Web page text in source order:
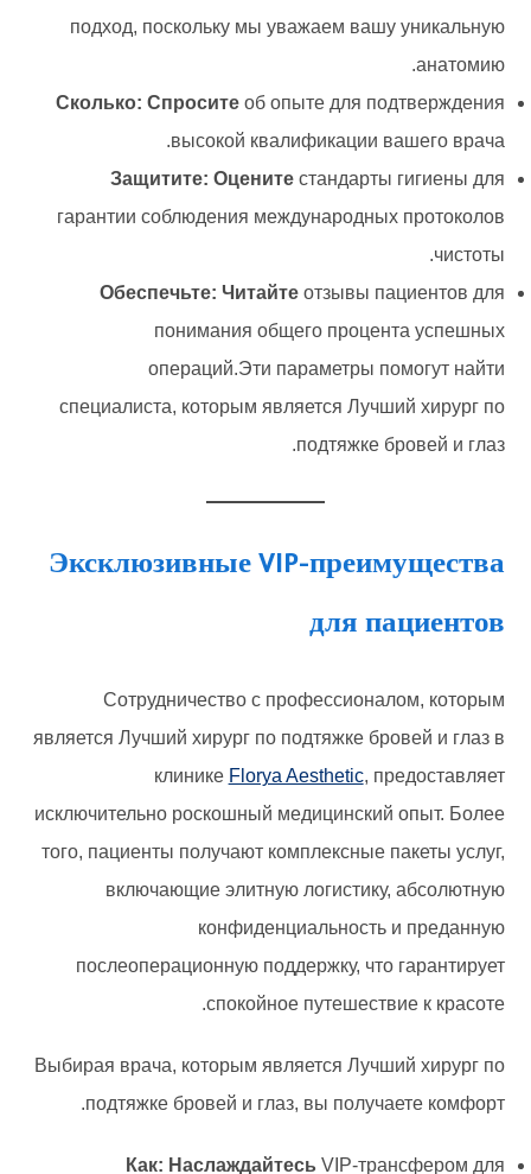
подход, поскольку мы уважаем вашу уникальную
анатомию.
Сколько: Спроситеоб опыте для подтверждения
высокой квалификации вашего врача.
Защитите: Оценитестандарты гигиены для
гарантии соблюдения международных протоколов
чистоты.
Обеспечьте: Читайтеотзывы пациентов для
понимания общего процента успешных
операций.Эти параметры помогут найти
специалиста, которым является Лучший хирург по
подтяжке бровей и глаз.
Эксклюзивные VIP-преимущества
для пациентов
Сотрудничество с профессионалом, которым
является Лучший хирург по подтяжке бровей и глаз в
клинике Florya Aesthetic, предоставляет
исключительно роскошный медицинский опыт. Более
того, пациенты получают комплексные пакеты услуг,
включающие элитную логистику, абсолютную
конфиденциальность и преданную
послеоперационную поддержку, что гарантирует
спокойное путешествие к красоте.
Выбирая врача, которым является Лучший хирург по
подтяжке бровей и глаз, вы получаете комфорт.
Как: Наслаждайтесь VIP-трансфером для